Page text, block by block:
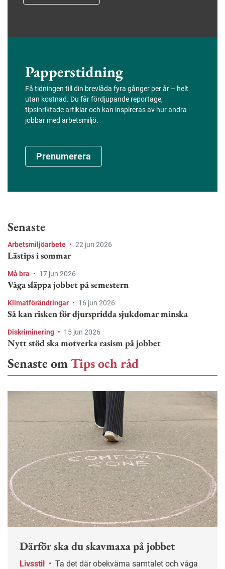
Papperstidning
Få tidningen till din brevlåda fyra gånger per år – helt
utan kostnad. Du får fördjupande reportage,
tipsinriktade artiklar och kan inspireras av hur andra
jobbar med arbetsmiljö.
Prenumerera
Senaste
Arbetsmiljöarbete • 22 jun 2026
Lästips i sommar
Må bra • 17 jun 2026
Våga släppa jobbet på semestern
Klimatförändringar • 16 jun 2026
Så kan risken för djurspridda sjukdomar minska
Diskriminering • 15 jun 2026
Nytt stöd ska motverka rasism på jobbet
Senaste omTips och råd
Därför ska du skavmaxa på jobbet
Livsstil •